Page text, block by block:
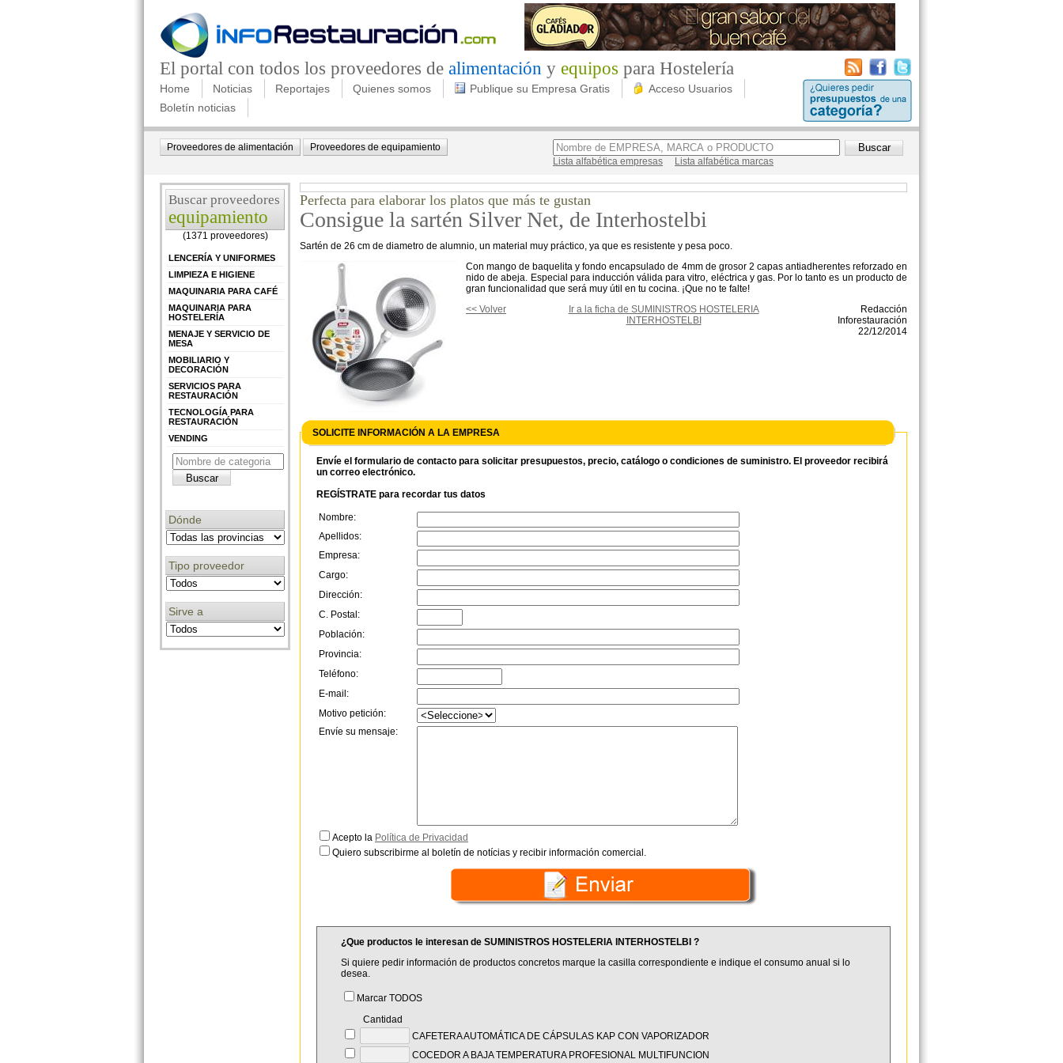
El portal con todos los proveedores de alimentación y equipos para Hostelería
Home Noticias Reportajes Quienes somos Publique su Empresa Gratis
Acceso Usuarios
Boletín noticias
Proveedores de alimentación
Proveedores de equipamiento
Lista alfabética empresas
Lista alfabética marcas
Buscar proveedores
equipamiento
(1371 proveedores)
LENCERÍA Y UNIFORMES
LIMPIEZA E HIGIENE
MAQUINARIA PARA CAFÉ
MAQUINARIA PARA
HOSTELERÍA
MENAJE Y SERVICIO DE
MESA
MOBILIARIO Y
DECORACIÓN
SERVICIOS PARA
RESTAURACIÓN
TECNOLOGÍA PARA
RESTAURACIÓN
VENDING
Dónde
Tipo proveedor
Sirve a
Perfecta para elaborar los platos que más te gustan
Consigue la sartén Silver Net, de Interhostelbi
Sartén de 26 cm de diametro de alumnio, un material muy práctico, ya que es resistente y pesa poco.
Con mango de baquelita y fondo encapsulado de 4mm de grosor 2 capas antiadherentes reforzado en
nido de abeja. Especial para inducción válida para vitro, eléctrica y gas. Por lo tanto es un producto de
gran funcionalidad que será muy útil en tu cocina. ¡Que no te falte!
<< Volver
Ir a la ficha de SUMINISTROS HOSTELERIA
INTERHOSTELBI
Redacción
Inforestauración
22/12/2014
SOLICITE INFORMACIÓN A LA EMPRESA
Envíe el formulario de contacto para solicitar presupuestos, precio, catálogo o condiciones de suministro. El proveedor recibirá
un correo electrónico.
REGÍSTRATE para recordar tus datos
Nombre:
Apellidos:
Empresa:
Cargo:
Dirección:
C. Postal:
Población:
Provincia:
Teléfono:
E-mail:
Motivo petición:
Envíe su mensaje:
Acepto la Política de Privacidad
Quiero subscribirme al boletín de notícias y recibir información comercial.
¿Que productos le interesan de SUMINISTROS HOSTELERIA INTERHOSTELBI ?
Si quiere pedir información de productos concretos marque la casilla correspondiente e indique el consumo anual si lo
desea.
Marcar TODOS
Cantidad
CAFETERA AUTOMÁTICA DE CÁPSULAS KAP CON VAPORIZADOR
COCEDOR A BAJA TEMPERATURA PROFESIONAL MULTIFUNCION